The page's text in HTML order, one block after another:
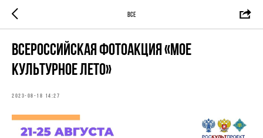
ВСЕ
Всероссийская фотоакция «Мое
культурное лето»
2023-08-18 14:27